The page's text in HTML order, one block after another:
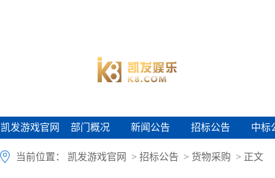
凯发游戏官网
凯发游戏官网 部门概况
部门概况 新闻公告
新闻公告 招标公告
招标公告 中标
中标
当前位置： 凯发游戏官网 > 招标公告 > 货物采购 > 正文